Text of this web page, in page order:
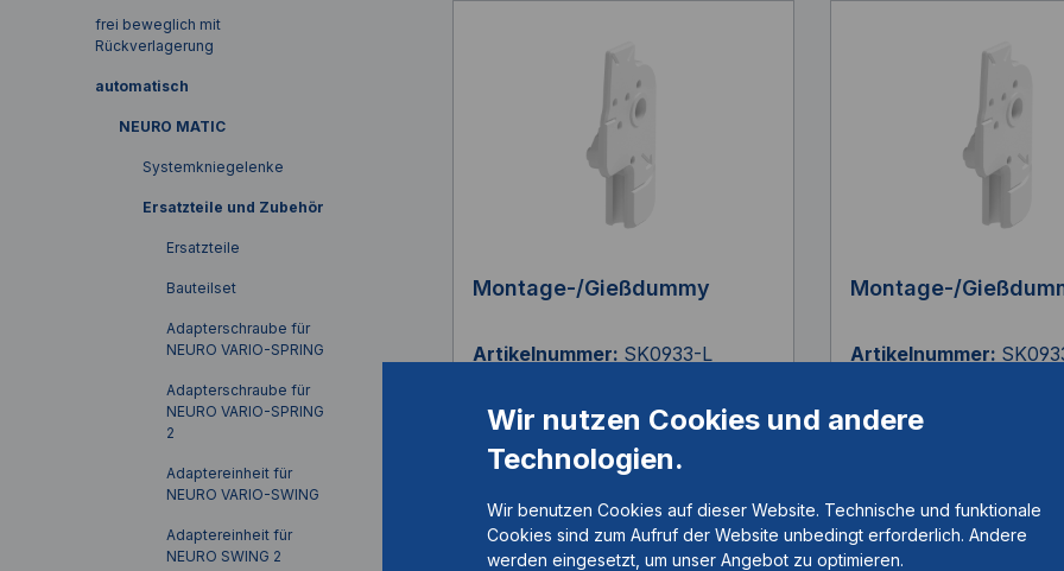
frei beweglich mit
Rückverlagerung
automatisch
NEURO MATIC
Systemkniegelenke
Ersatzteile und Zubehör
Ersatzteile
Bauteilset
Adapterschraube für
NEURO VARIO-SPRING
Adapterschraube für
NEURO VARIO-SPRING
2
Adaptereinheit für
NEURO VARIO-SWING
Adaptereinheit für
NEURO SWING 2
Montage-/Gießdummy
Artikelnummer: SK0933-L
16mm, PE, links lateral oder
rechts medial
Montage-/
Artikelnummer:
rechts lateral
Wir nutzen Cookies und andere
Technologien.
Wir benutzen Cookies auf dieser Website. Technische und funktionale
Cookies sind zum Aufruf der Website unbedingt erforderlich. Andere
werden eingesetzt, um unser Angebot zu optimieren.